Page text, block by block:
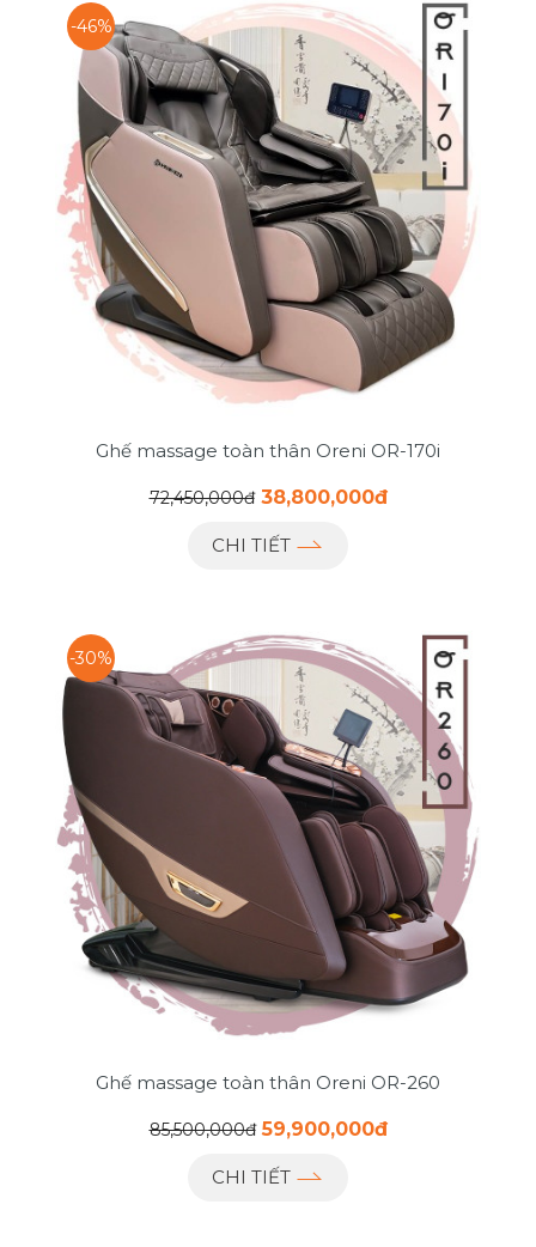
-46%
Ghế massage toàn thân Oreni OR-170i
72,450,000đ 38,800,000đ
CHI TIẾT
-30%
Ghế massage toàn thân Oreni OR-260
85,500,000đ 59,900,000đ
CHI TIẾT